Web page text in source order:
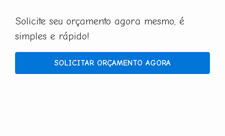
Solicite seu orçamento agora mesmo, é
simples e rápido!
SOLICITAR ORÇAMENTO AGORA